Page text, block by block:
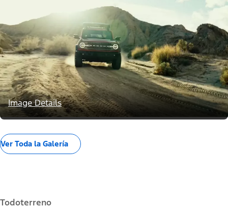
Image Details
Ver Toda la Galería
Todoterreno